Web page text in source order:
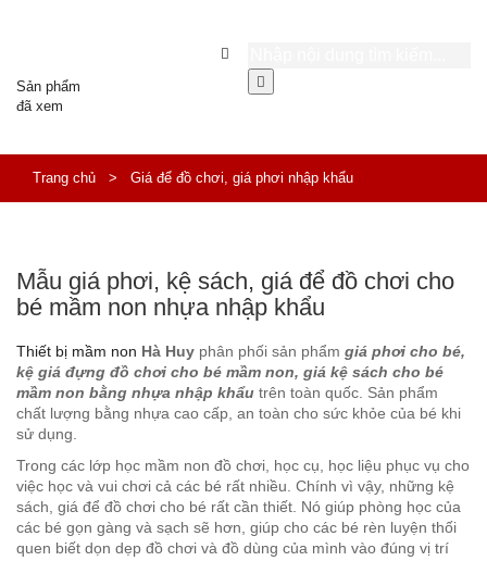
Sản phẩm
đã xem
Trang chủ > Giá để đồ chơi, giá phơi nhập khẩu
Mẫu giá phơi, kệ sách, giá để đồ chơi cho
bé mầm non nhựa nhập khẩu
Thiết bị mầm non Hà Huy phân phối sản phẩm giá phơi cho bé,
kệ giá đựng đồ chơi cho bé mầm non, giá kệ sách cho bé
mầm non bằng nhựa nhập khẩu trên toàn quốc. Sản phẩm
chất lượng bằng nhựa cao cấp, an toàn cho sức khỏe của bé khi
sử dụng.
Trong các lớp học mầm non đồ chơi, học cụ, học liệu phục vụ cho
việc học và vui chơi cả các bé rất nhiều. Chính vì vậy, những kệ
sách, giá để đồ chơi cho bé rất cần thiết. Nó giúp phòng học của
các bé gọn gàng và sạch sẽ hơn, giúp cho các bé rèn luyện thối
quen biết dọn dẹp đồ chơi và đồ dùng của mình vào đúng vị trí